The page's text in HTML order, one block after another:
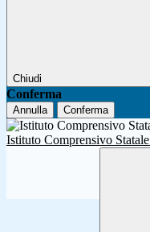
Chiudi
Conferma
Annulla Conferma
Istituto Comprensivo Statale